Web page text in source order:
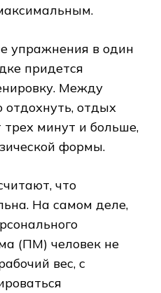
упражнения в один
придется
Между
отдых
трех минут и больше,
формы.
что
На самом деле,
(ПМ) человек не
вес, с